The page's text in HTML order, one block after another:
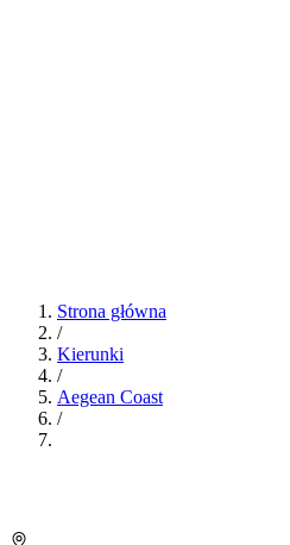
Strona główna
/
Kierunki
/
Aegean Coast
/